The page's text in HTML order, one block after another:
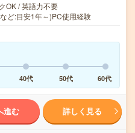
OK / 英語力不要
ど:目安1年～)PC使用経験
40代 50代 60代
進む 詳しく見る